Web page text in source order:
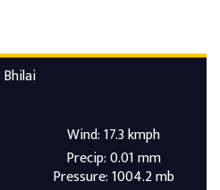
Bhilai
Wind: 17.3 kmph
Precip: 0.01 mm
Pressure: 1004.2 mb